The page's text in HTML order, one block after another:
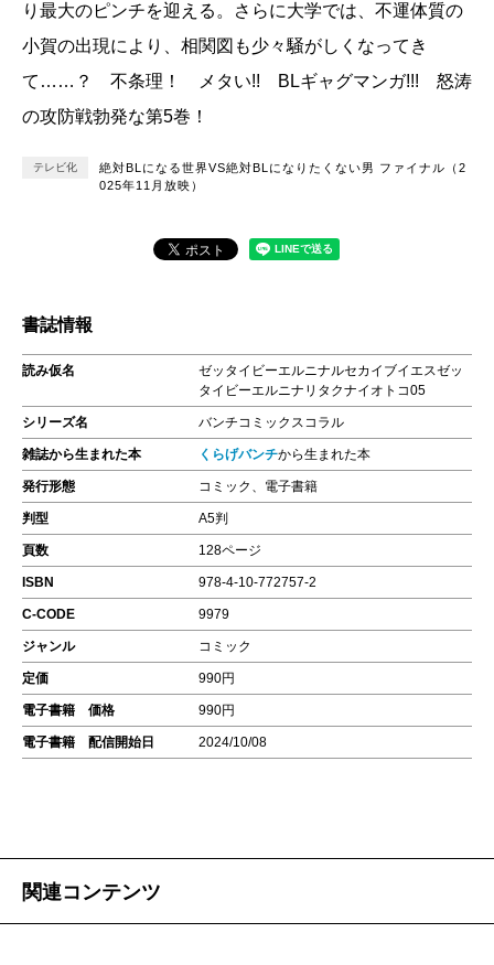
り最大のピンチを迎える。さらに大学では、不運体質の
小賀の出現により、相関図も少々騒がしくなってき
て……？ 不条理！ メタい!! BLギャグマンガ!!! 怒涛
の攻防戦勃発な第5巻！
テレビ化
絶対BLになる世界VS絶対BLになりたくない男 ファイナル（2
025年11月放映）
書誌情報
読み仮名
ゼッタイビーエルニナルセカイブイエスゼッ
タイビーエルニナリタクナイオトコ05
シリーズ名 バンチコミックスコラル
雑誌から生まれた本 くらげバンチから生まれた本
発行形態 コミック、電子書籍
判型 A5判
頁数 128ページ
ISBN 978-4-10-772757-2
C-CODE 9979
ジャンル コミック
定価 990円
電子書籍 価格 990円
電子書籍 配信開始日 2024/10/08
関連コンテンツ